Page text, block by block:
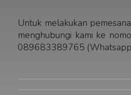
Untuk melakukan
menghubungi kami ke
089683389765